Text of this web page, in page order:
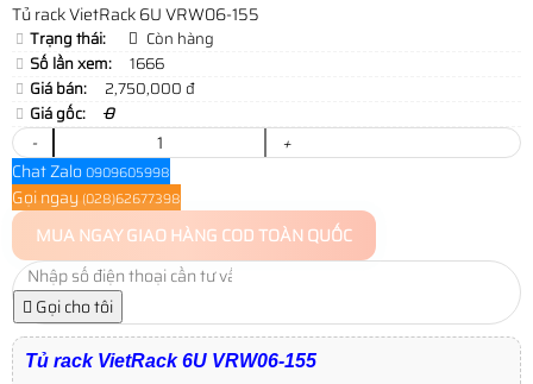
Tủ rack VietRack 6U VRW06-155
Trạng thái:
Còn hàng
Số lần xem:
1666
Giá bán:
2,750,000 đ
Giá gốc:
0
-
+
Chat Zalo 0909605998
Gọi ngay (028)62677398
MUA NGAYGIAO HÀNG COD TOÀN QUỐC
Gọi cho tôi
Tủ rack VietRack 6U VRW06-155